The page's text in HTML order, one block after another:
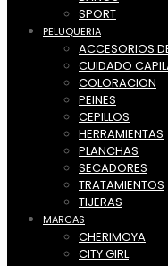
SPORT
PELUQUERIA
ACCESORIOS
CUIDADO
COLORACION
PEINES
CEPILLOS
HERRAMIENTAS
PLANCHAS
SECADORES
TRATAMIENTOS
TIJERAS
MARCAS
CHERIMOYA
CITY GIRL